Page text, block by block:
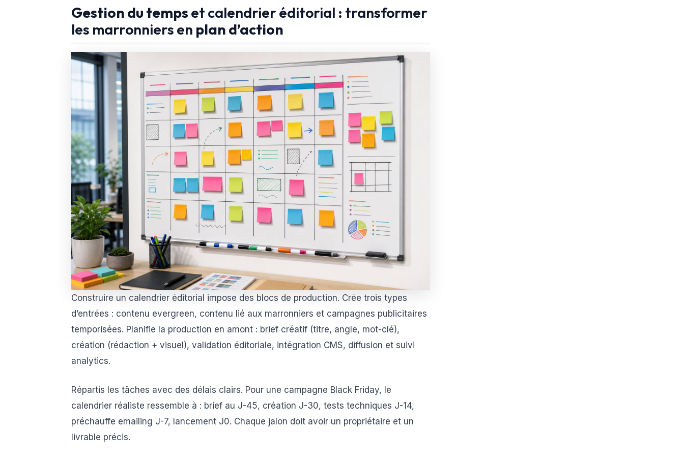
Gestion du temps et calendrier éditorial : transformer
les marronniers en plan d’action
Construire un calendrier éditorial impose des blocs de production. Crée trois types
d’entrées : contenu evergreen, contenu lié aux marronniers et campagnes publicitaires
temporisées. Planifie la production en amont : brief créatif (titre, angle, mot-clé),
création (rédaction + visuel), validation éditoriale, intégration CMS, diffusion et suivi
analytics.
Répartis les tâches avec des délais clairs. Pour une campagne Black Friday, le
calendrier réaliste ressemble à : brief au J-45, création J-30, tests techniques J-14,
préchauffe emailing J-7, lancement J0. Chaque jalon doit avoir un propriétaire et un
livrable précis.